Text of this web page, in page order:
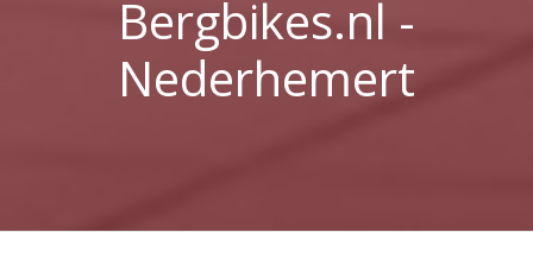
Bergbikes.nl -
Nederhemert